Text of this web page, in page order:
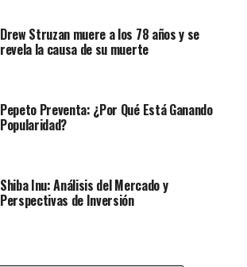
Drew Struzan muere a los 78 años y se
revela la causa de su muerte
Pepeto Preventa: ¿Por Qué Está Ganando
Popularidad?
Shiba Inu: Análisis del Mercado y
Perspectivas de Inversión